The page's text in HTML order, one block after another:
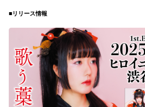
■リリース情報